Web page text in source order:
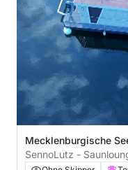
Mecklenburgische
SennoLutz -